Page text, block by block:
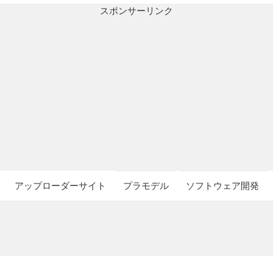
スポンサーリンク
アップローダーサイト プラモデル ソフトウェア開発